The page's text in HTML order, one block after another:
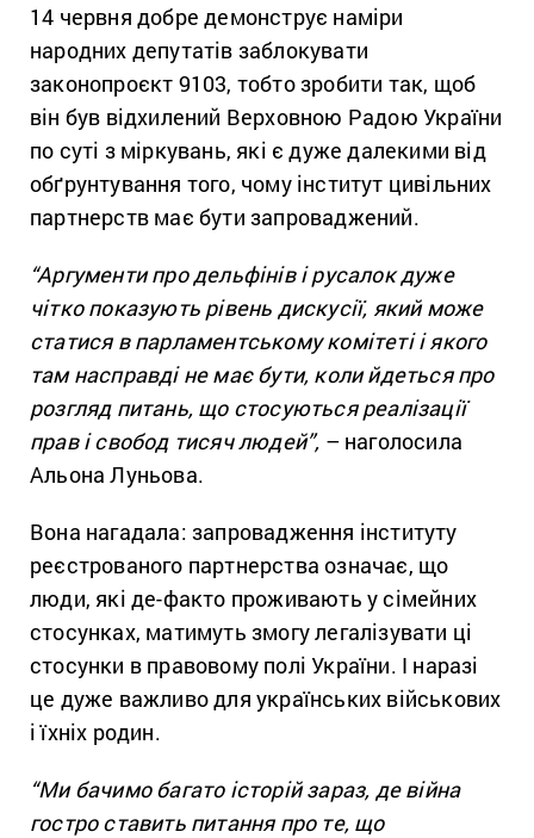
14 червня добре демонструє наміри
народних депутатів заблокувати
законопроєкт 9103, тобто зробити так, щоб
він був відхилений Верховною Радою України
по суті з міркувань, які є дуже далекими від
обґрунтування того, чому інститут цивільних
партнерств має бути запроваджений.
“Аргументи про дельфінів і русалок дуже
чітко показують рівень дискусії, який може
статися в парламентському комітеті і якого
там насправді не має бути, коли йдеться про
розгляд питань, що стосуються реалізації
прав і свобод тисяч людей”, – наголосила
Альона Луньова.
Вона нагадала: запровадження інституту
реєстрованого партнерства означає, що
люди, які де-факто проживають у сімейних
стосунках, матимуть змогу легалізувати ці
стосунки в правовому полі України. І наразі
це дуже важливо для українських військових
і їхніх родин.
“Ми бачимо багато історій зараз, де війна
гостро ставить питання про те, що